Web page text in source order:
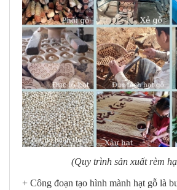
(Quy trình sản xuất rèm
+ Công đoạn tạo hình mành hạt gỗ là